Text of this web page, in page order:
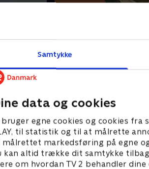
Samtykke
data og cookies
bruger egne cookies og cookies fra
til statistik og til at målrette
målrettet markedsføring på egne
kan altid trække dit samtykke
om hvordan TV 2 behandler
sig, og
regne med
grene
til at
kidnappes af kongens
flygter dog ud i